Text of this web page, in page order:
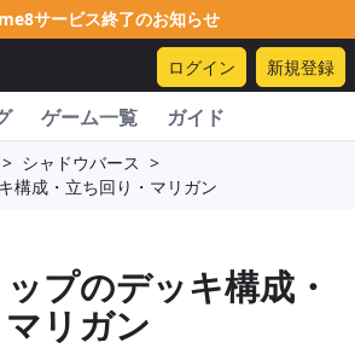
サービス終了のお知らせ
ログイン 新規登録
ゲーム一覧 ガイド
> シャドウバース >
構成・立ち回り・マリガン
プのデッキ構成・
リガン